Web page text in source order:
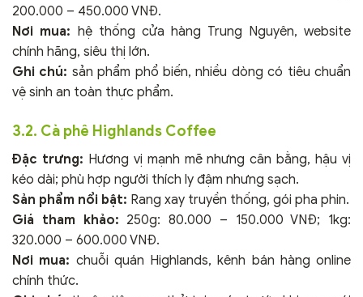
200.000 – 450.000 VNĐ.
Nơi mua: hệ thống cửa hàng Trung Nguyên, website
chính hãng, siêu thị lớn.
Ghi chú: sản phẩm phổ biến, nhiều dòng có tiêu chuẩn
vệ sinh an toàn thực phẩm.
3.2. Cà phê Highlands Coffee
Đặc trưng: Hương vị mạnh mẽ nhưng cân bằng, hậu vị
kéo dài; phù hợp người thích ly đậm nhưng sạch.
Sản phẩm nổi bật: Rang xay truyền thống, gói pha phin.
Giá tham khảo: 250g: 80.000 – 150.000 VNĐ; 1kg:
320.000 – 600.000 VNĐ.
Nơi mua: chuỗi quán Highlands, kênh bán hàng online
chính thức.